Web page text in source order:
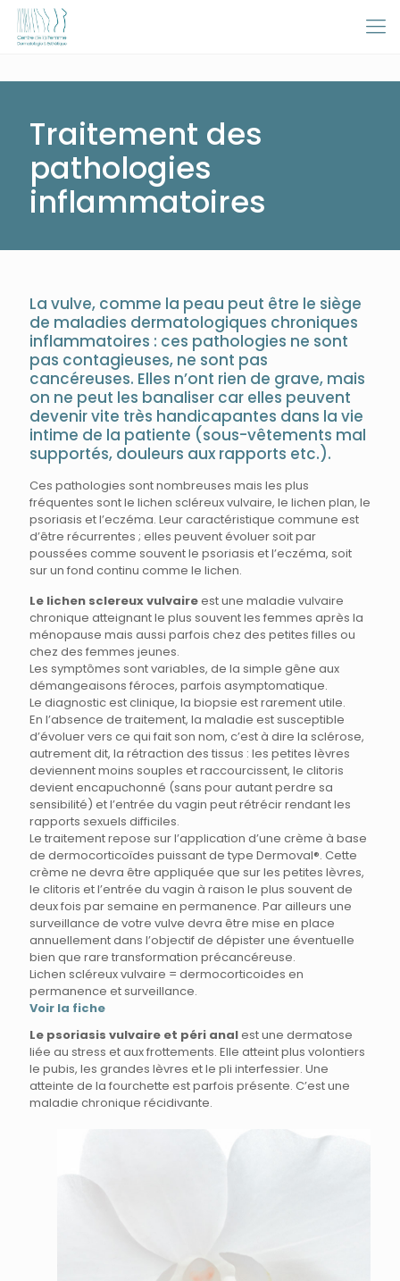
Traitement des
pathologies
inflammatoires
La vulve, comme la peau peut être le siège
de maladies dermatologiques chroniques
inflammatoires : ces pathologies ne sont
pas contagieuses, ne sont pas
cancéreuses. Elles n’ont rien de grave, mais
on ne peut les banaliser car elles peuvent
devenir vite très handicapantes dans la vie
intime de la patiente (sous-vêtements mal
supportés, douleurs aux rapports etc.).
Ces pathologies sont nombreuses mais les plus
fréquentes sont le lichen scléreux vulvaire, le lichen plan, le
psoriasis et l’eczéma. Leur caractéristique commune est
d’être récurrentes ; elles peuvent évoluer soit par
poussées comme souvent le psoriasis et l’eczéma, soit
sur un fond continu comme le lichen.
Le lichen sclereux vulvaireest une maladie vulvaire
chronique atteignant le plus souvent les femmes après la
ménopause mais aussi parfois chez des petites filles ou
chez des femmes jeunes.
Les symptômes sont variables, de la simple gêne aux
démangeaisons féroces, parfois asymptomatique.
Le diagnostic est clinique, la biopsie est rarement utile.
En l’absence de traitement, la maladie est susceptible
d’évoluer vers ce qui fait son nom, c’est à dire la sclérose,
autrement dit, la rétraction des tissus : les petites lèvres
deviennent moins souples et raccourcissent, le clitoris
devient encapuchonné (sans pour autant perdre sa
sensibilité) et l’entrée du vagin peut rétrécir rendant les
rapports sexuels difficiles.
Le traitement repose sur l’application d’une crème à base
de dermocorticoïdes puissant de type Dermoval®. Cette
crème ne devra être appliquée que sur les petites lèvres,
le clitoris et l’entrée du vagin à raison le plus souvent de
deux fois par semaine en permanence. Par ailleurs une
surveillance de votre vulve devra être mise en place
annuellement dans l’objectif de dépister une éventuelle
bien que rare transformation précancéreuse.
Lichen scléreux vulvaire = dermocorticoides en
permanence et surveillance.
Voir la fiche
Le psoriasis vulvaire et péri analest une dermatose
liée au stress et aux frottements. Elle atteint plus volontiers
le pubis, les grandes lèvres et le pli interfessier. Une
atteinte de la fourchette est parfois présente. C’est une
maladie chronique récidivante.